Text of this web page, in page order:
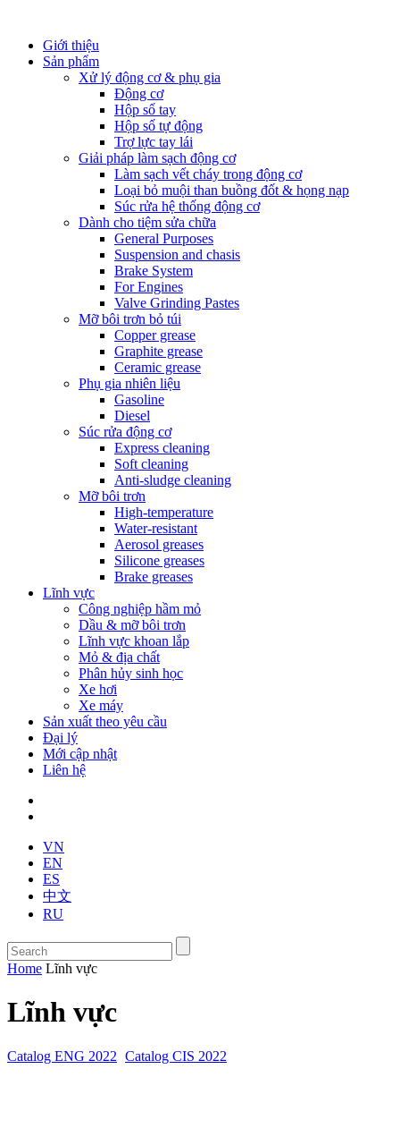
Giới thiệu
Sản phẩm
Xử lý động cơ & phụ gia
Động cơ
Hộp số tay
Hộp số tự động
Trợ lực tay lái
Giải pháp làm sạch động cơ
Làm sạch vết cháy trong động cơ
Loại bỏ muội than buồng đốt & họng nạp
Súc rửa hệ thống động cơ
Dành cho tiệm sửa chữa
General Purposes
Suspension and chasis
Brake System
For Engines
Valve Grinding Pastes
Mỡ bôi trơn bỏ túi
Copper grease
Graphite grease
Ceramic grease
Phụ gia nhiên liệu
Gasoline
Diesel
Súc rửa động cơ
Express cleaning
Soft cleaning
Anti-sludge cleaning
Mỡ bôi trơn
High-temperature
Water-resistant
Aerosol greases
Silicone greases
Brake greases
Lĩnh vực
Công nghiệp hầm mỏ
Dầu & mỡ bôi trơn
Lĩnh vực khoan lắp
Mỏ & địa chất
Phân hủy sinh học
Xe hơi
Xe máy
Sản xuất theo yêu cầu
Đại lý
Mới cập nhật
Liên hệ
VN
EN
ES
中文
RU
Home Lĩnh vực
Lĩnh vực
Catalog ENG 2022 Catalog CIS 2022